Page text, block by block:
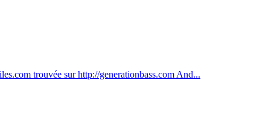
trouvée sur http://generationbass.com And...